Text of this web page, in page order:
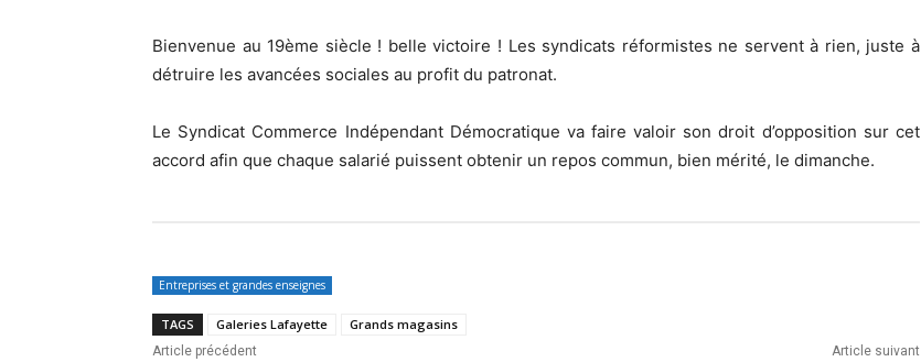
Bienvenue au 19ème siècle ! belle victoire ! Les syndicats réformistes ne servent à rien, juste à
détruire les avancées sociales au profit du patronat.
Le Syndicat Commerce Indépendant Démocratique va faire valoir son droit d’opposition sur cet
accord afin que chaque salarié puissent obtenir un repos commun, bien mérité, le dimanche.
Entreprises et grandes enseignes
TAGS Galeries Lafayette Grands magasins
Article précédent Article suivant